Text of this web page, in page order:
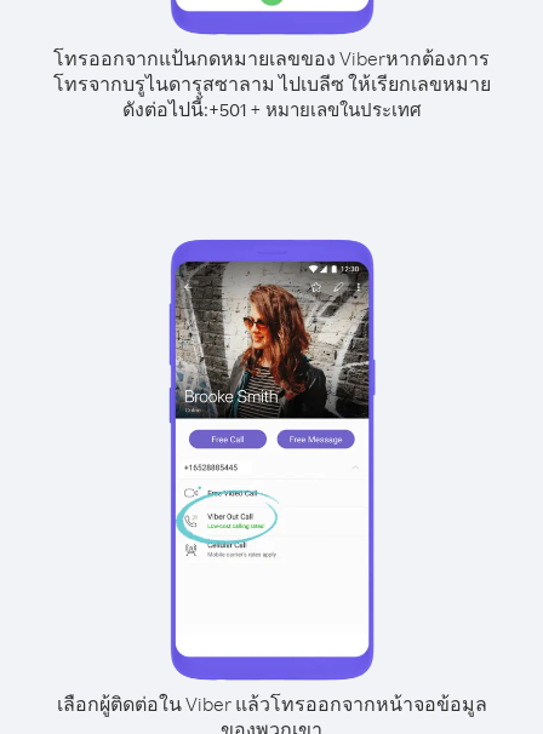
โทรออกจากแป้นกดหมายเลขของ Viberหากต้องการ
โทรจากบรูไนดารุสซาลาม ไปเบลีซ ให้เรียกเลขหมาย
ดังต่อไปนี้:+501+ หมายเลขในประเทศ
เลือกผู้ติดต่อใน Viber แล้วโทรออกจากหน้าจอข้อมูล
ของพวกเขา